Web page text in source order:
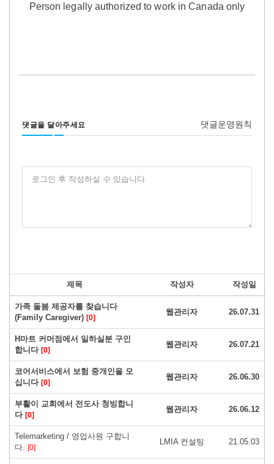
Person legally authorized to work in Canada only
댓글을 달아주세요 댓글운영원칙
로그인 후 작성하실 수 있습니다
제목 작성자 작성일
가족 돌봄 제공자를 찾습니다
(Family Caregiver) [0]
웹관리자 26.07.31
H마트 커머점에서 일하실분 구인
합니다 [0]
웹관리자 26.07.21
코어서비스에서 보험 중개인을 모
십니다 [0]
웹관리자 26.06.30
부활이 교회에서 전도사 청빙합니
다 [0]
웹관리자 26.06.12
Telemarketing / 영업사원 구합니
다. [0]
LMIA 컨설팅 21.05.03